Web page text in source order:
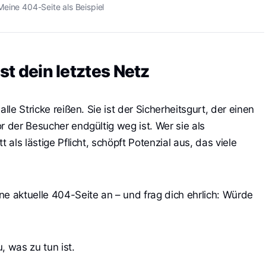
404-Seite als Beispiel
dein letztes Netz
Stricke reißen. Sie ist der Sicherheitsgurt, der einen
der Besucher endgültig weg ist. Wer sie als
als lästige Pflicht, schöpft Potenzial aus, das viele
aktuelle 404-Seite an – und frag dich ehrlich: Würde
was zu tun ist.